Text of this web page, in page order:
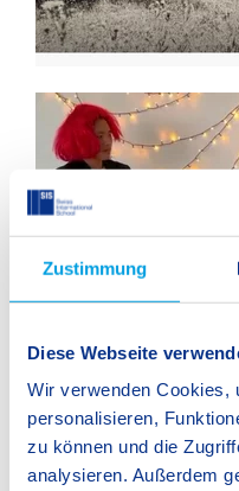
Zustimmung
Diese Webseite
Wir verwenden Cookies,
personalisieren,
zu können und die
analysieren. Außerdem